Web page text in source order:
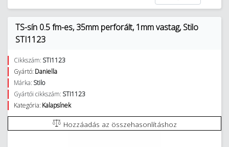
TS-sín 0.5 fm-es, 35mm perforált, 1mm vastag, Stilo
STI1123
Cikkszám: STI1123
Gyártó: Daniella
Márka: Stilo
Gyártói cikkszám: STI1123
Kategória: Kalapsínek
Hozzáadás az összehasonlításhoz